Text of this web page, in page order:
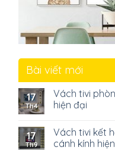
Bài viết mới
17
Th4
Vách tivi
hiện đại
17
Th9
Vách tivi kết
cánh kính